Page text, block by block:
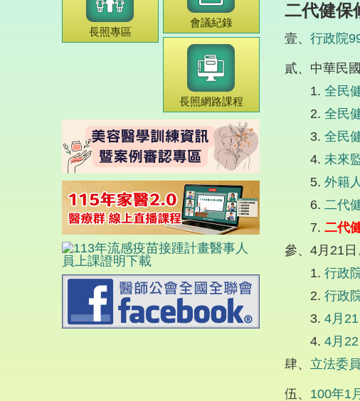
會議紀錄
長照專區
長照網路課程
二代健保
壹、 行政院
貳、中華民
全民
全民
全民
未來
外籍
二代
二代
參、4月21
行政
行政
4月
4月
肆、 立法委
伍、 100年1